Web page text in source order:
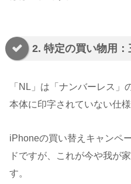
2. 特定の買い物用：
「NL」は「ナンバーレス」
本体に印字されていない仕様
iPhoneの買い替えキャンペ
ドですが、これが今や我が
す。